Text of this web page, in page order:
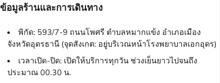
ข้อมูลร้านและการเดินทาง
พิกัด: 593/7-9 ถนนโพศรี ตำบลหมากแข้ง อำเภอเมือง
จังหวัดอุดรธานี (จุดสังเกต: อยู่บริเวณหน้าโรงพยาบาลเอกอุดร)
เวลาเปิด-ปิด: เปิดให้บริการทุกวัน ช่วงเย็นยาวไปจนถึง
ประมาณ 00.30 น.